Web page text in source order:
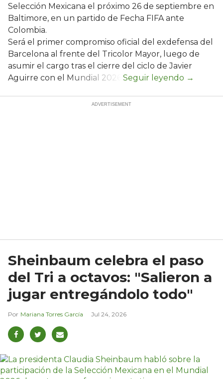
Selección Mexicana el próximo 26 de septiembre en
Baltimore, en un partido de Fecha FIFA ante
Colombia.
Será el primer compromiso oficial del exdefensa del
Barcelona al frente del Tricolor Mayor, luego de
asumir el cargo tras el cierre del ciclo de Javier
Aguirre con el Mundial 2026.
Sheinbaum celebra el paso
del Tri a octavos: "Salieron a
jugar entregándolo todo"
Mariana Torres García Jul 24, 2026